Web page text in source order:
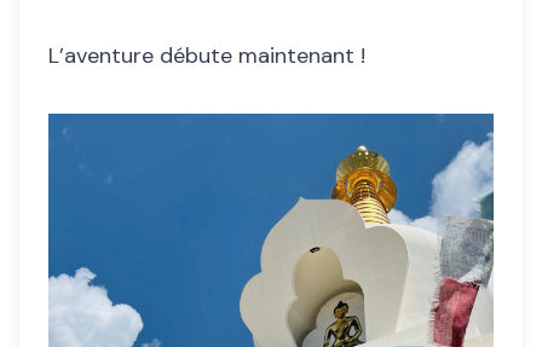
L’aventure débute maintenant !